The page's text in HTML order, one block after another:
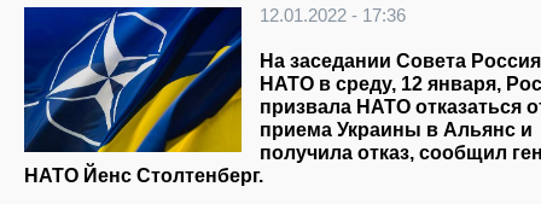
12.01.2022 - 17:36
На заседании Совета
НАТО в среду, 12 января,
призвала НАТО отказаться
приема Украины в Альянс и
получила отказ, сообщил
НАТО Йенс Столтенберг.